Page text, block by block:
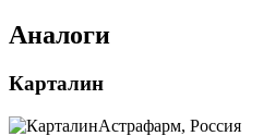
Аналоги
Карталин
Астрафарм, Россия